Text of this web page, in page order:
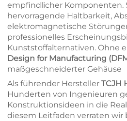
empfindlicher Komponenten.
hervorragende Haltbarkeit,
elektromagnetische
professionelles
Kunststoffalternativen. Ohne
Design for Manufacturing
maßgeschneiderter Gehäuse
Als führender Hersteller TCJH
Hunderten von Ingenieuren
Konstruktionsideen in die
diesem Leitfaden verraten wir